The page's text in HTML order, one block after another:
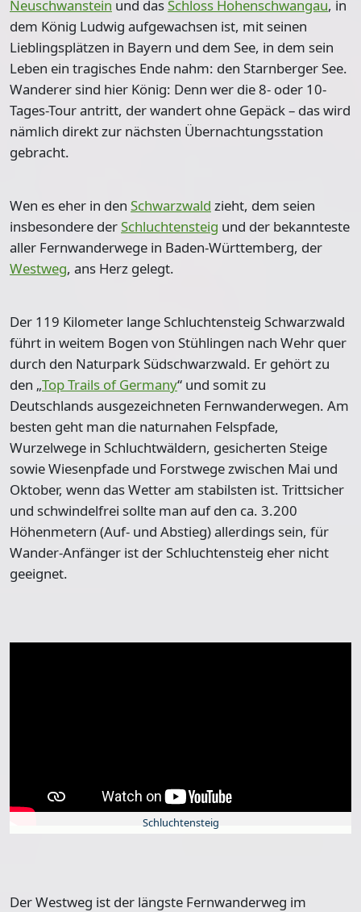
Neuschwanstein und dasSchloss Hohenschwangau, in
dem König Ludwig aufgewachsen ist, mit seinen
Lieblingsplätzen in Bayern und dem See, in dem sein
Leben ein tragisches Ende nahm: den Starnberger See.
Wanderer sind hier König: Denn wer die 8- oder 10-
Tages-Tour antritt, der wandert ohne Gepäck – das wird
nämlich direkt zur nächsten Übernachtungsstation
gebracht.
Wen es eher in den Schwarzwald zieht, dem seien
insbesondere derSchluchtensteig und der bekannteste
aller Fernwanderwege in Baden-Württemberg, der
Westweg, ans Herz gelegt.
Der 119 Kilometer lange Schluchtensteig Schwarzwald
führt in weitem Bogen von Stühlingen nach Wehr quer
durch den Naturpark Südschwarzwald. Er gehört zu
den „Top Trails of Germany“ und somit zu
Deutschlands ausgezeichneten Fernwanderwegen. Am
besten geht man die naturnahen Felspfade,
Wurzelwege in Schluchtwäldern, gesicherten Steige
sowie Wiesenpfade und Forstwege zwischen Mai und
Oktober, wenn das Wetter am stabilsten ist. Trittsicher
und schwindelfrei sollte man auf den ca. 3.200
Höhenmetern (Auf- und Abstieg) allerdings sein, für
Wander-Anfänger ist der Schluchtensteig eher nicht
geeignet.
Schluchtensteig
Der Westweg ist der längste Fernwanderweg im